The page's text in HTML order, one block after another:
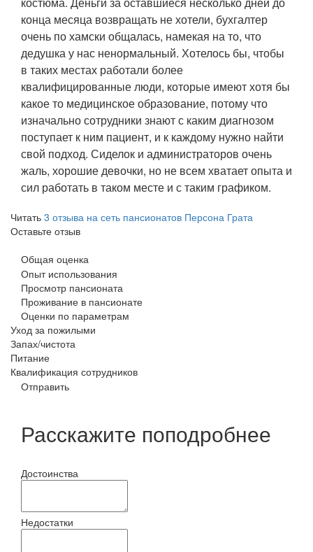
конца месяца возвращать не хотели, бухгалтер
очень по хамски общалась, намекая на то, что
дедушка у нас ненормальный. Хотелось бы, чтобы
в таких местах работали более
квалифицированные люди, которые имеют хотя бы
какое то медицинское образование, потому что
изначально сотрудники знают с каким диагнозом
поступает к ним пациент, и к каждому нужно найти
свой подход. Сиделок и администраторов очень
жаль, хорошие девочки, но не всем хватает опыта и
сил работать в таком месте и с таким графиком.
Читать 3 отзыва на сеть пансионатов Персона Грата
Оставьте отзыв
Общая оценка
Опыт использования
Просмотр пансионата
Проживание в пансионате
Оценки по параметрам
Уход за пожилыми
Запах/чистота
Питание
Квалификация сотрудников
Отправить
Расскажите поподробнее
Достоинства
Недостатки